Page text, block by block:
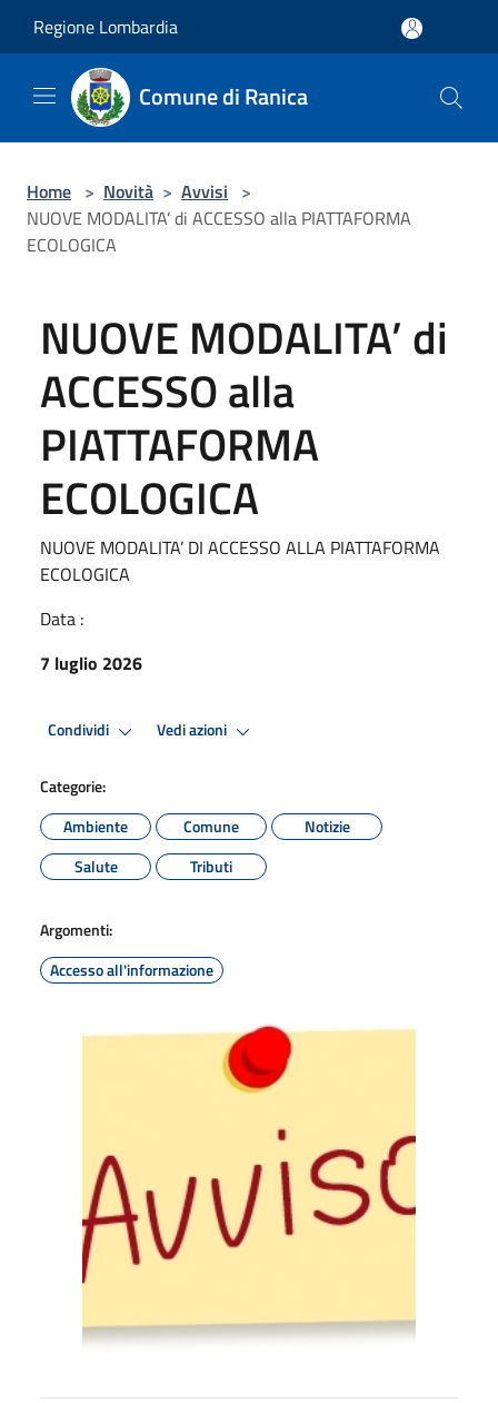
Regione Lombardia
Comune di Ranica
Home > Novità > Avvisi >
NUOVE MODALITA’ di ACCESSO alla PIATTAFORMA
ECOLOGICA
NUOVE MODALITA’ di
ACCESSO alla
PIATTAFORMA
ECOLOGICA
NUOVE MODALITA’ DI ACCESSO ALLA PIATTAFORMA
ECOLOGICA
Data :
7 luglio 2026
Condividi Vedi azioni
Categorie:
Ambiente
Comune
Notizie
Salute
Tributi
Argomenti:
Accesso all'informazione